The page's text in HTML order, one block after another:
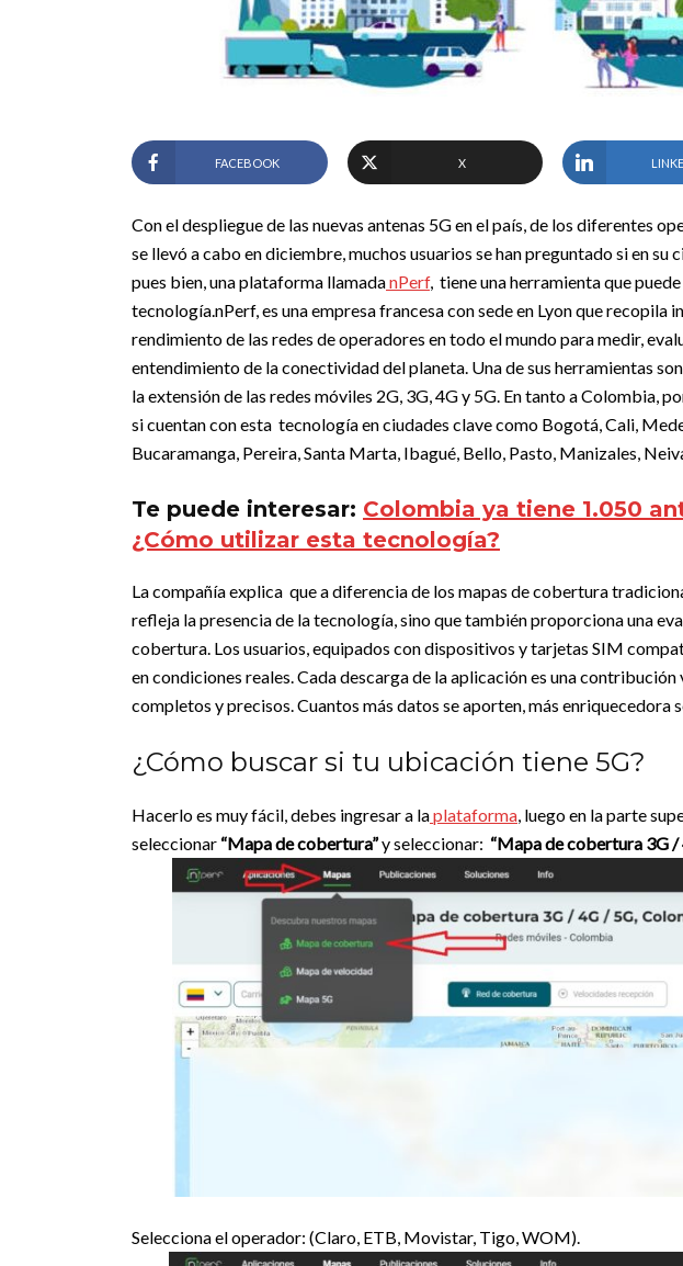
FACEBOOK X
Con el despliegue de las nuevas antenas 5G en el país, de los diferentes
se llevó a cabo en diciembre, muchos usuarios se han preguntado si en
pues bien, una plataforma llamadanPerf, tiene una herramienta que
tecnología.nPerf, es una empresa francesa con sede en Lyon que recopila
rendimiento de las redes de operadores en todo el mundo para medir,
entendimiento de la conectividad del planeta. Una de sus herramientas
la extensión de las redes móviles 2G, 3G, 4G y 5G. En tanto a Colombia,
si cuentan con esta tecnología en ciudades clave como Bogotá, Cali,
Bucaramanga, Pereira, Santa Marta, Ibagué, Bello, Pasto, Manizales,
Te puede interesar: Colombia ya tiene 1.050
¿Cómo utilizar esta tecnología?
La compañía explica que a diferencia de los mapas de cobertura
refleja la presencia de la tecnología, sino que también proporciona una
cobertura. Los usuarios, equipados con dispositivos y tarjetas SIM
en condiciones reales. Cada descarga de la aplicación es una
completos y precisos. Cuantos más datos se aporten, más enriquecedora
¿Cómo buscar si tu ubicación tiene 5G?
Hacerlo es muy fácil, debes ingresar a laplataforma, luego en la parte
seleccionar “Mapa de cobertura”y seleccionar: “Mapa de cobertura 3G /
Selecciona el operador: (Claro, ETB, Movistar, Tigo, WOM).